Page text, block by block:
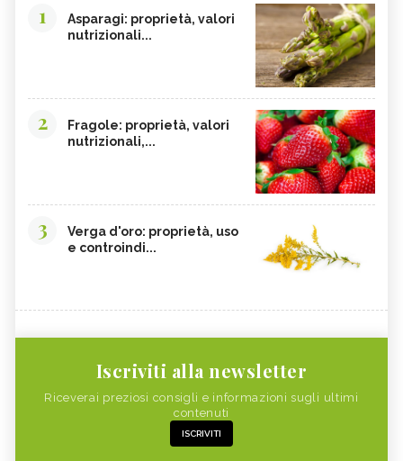
1
Asparagi: proprietà, valori
nutrizionali...
2
Fragole: proprietà, valori
nutrizionali,...
3
Verga d'oro: proprietà, uso
e controindi...
Iscriviti alla newsletter
Riceverai preziosi consigli e informazioni sugli ultimi
contenuti
ISCRIVITI